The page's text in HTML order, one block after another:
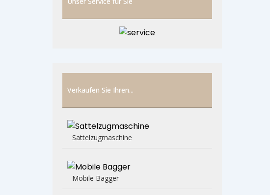
Verkaufen Sie Ihren...
Sattelzugmaschine
Mobile Bagger